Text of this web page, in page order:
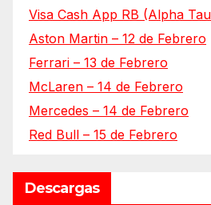
Visa Cash App RB (Alpha
Aston Martin – 12 de Febrero
Ferrari – 13 de Febrero
McLaren – 14 de Febrero
Mercedes – 14 de Febrero
Red Bull – 15 de Febrero
Descargas